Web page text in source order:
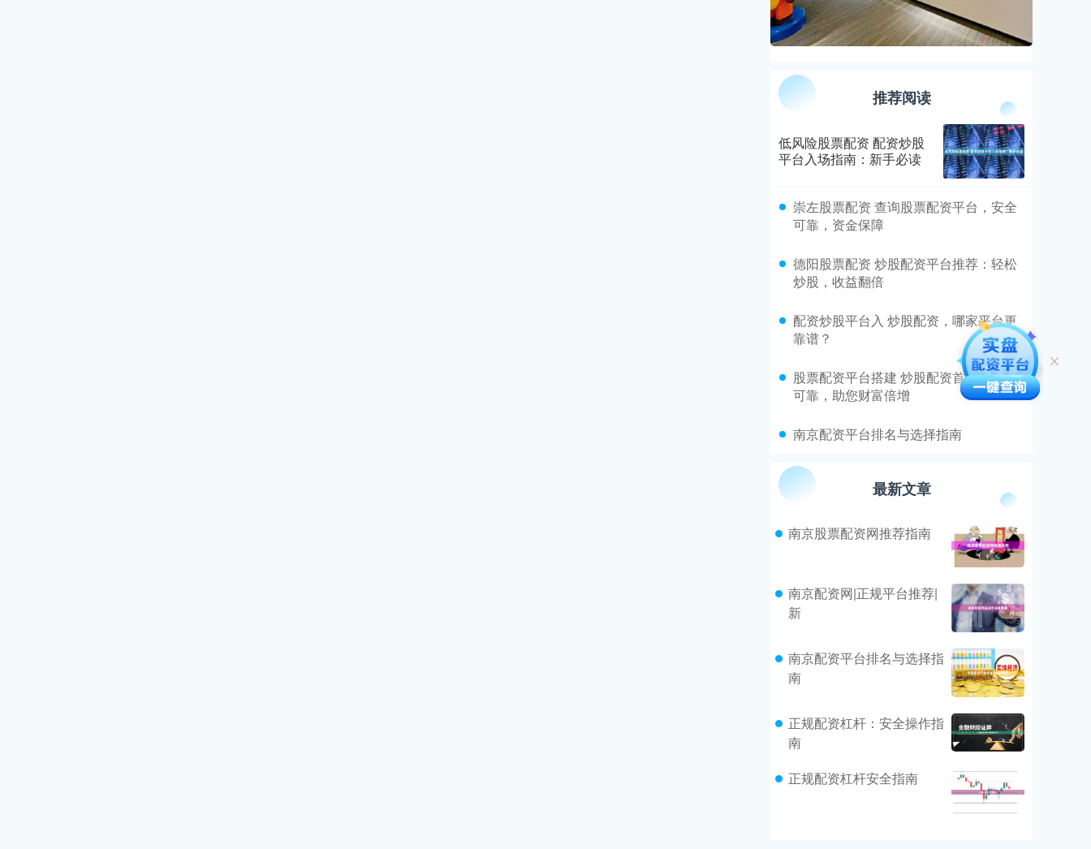
推荐阅读
低风险股票配资 配资炒股
平台入场指南：新手必读
​崇左股票配资 查询股票配资平台，安全
可靠，资金保障
​德阳股票配资 炒股配资平台推荐：轻松
炒股，收益翻倍
​配资炒股平台入 炒股配资，哪家平台更
靠谱？
​股票配资平台搭建 炒股配资首选：安全
可靠，助您财富倍增
​南京配资平台排名与选择指南
最新文章
南京股票配资网推荐指南
南京配资网|正规平台推荐|
新
南京配资平台排名与选择指
南
正规配资杠杆：安全操作指
南
正规配资杠杆安全指南